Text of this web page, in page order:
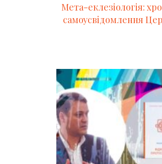
Мета-еклезіологія:
самоусвідомлення